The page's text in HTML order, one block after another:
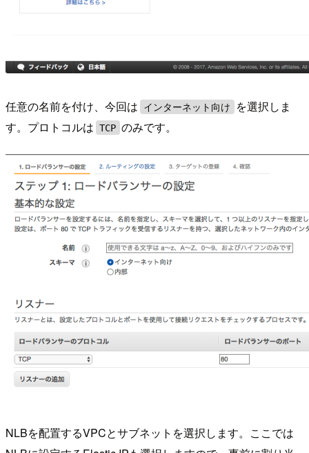
任意の名前を付け、今回は インターネット向け
を選択しま
す。プロトコルは TCP のみです。
NLBを配置するVPCとサブネットを選択します。ここでは